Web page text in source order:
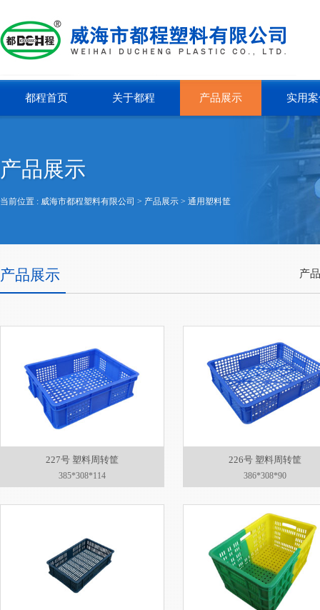
都程首页 关于都程 产品展示 实用
产品展示
当前位置 : 威海市都程塑料有限公司 > 产品展示 > 通用塑料筐
产品展示 产
227号 塑料周转筐
385*308*114
226号 塑料周转筐
386*308*90